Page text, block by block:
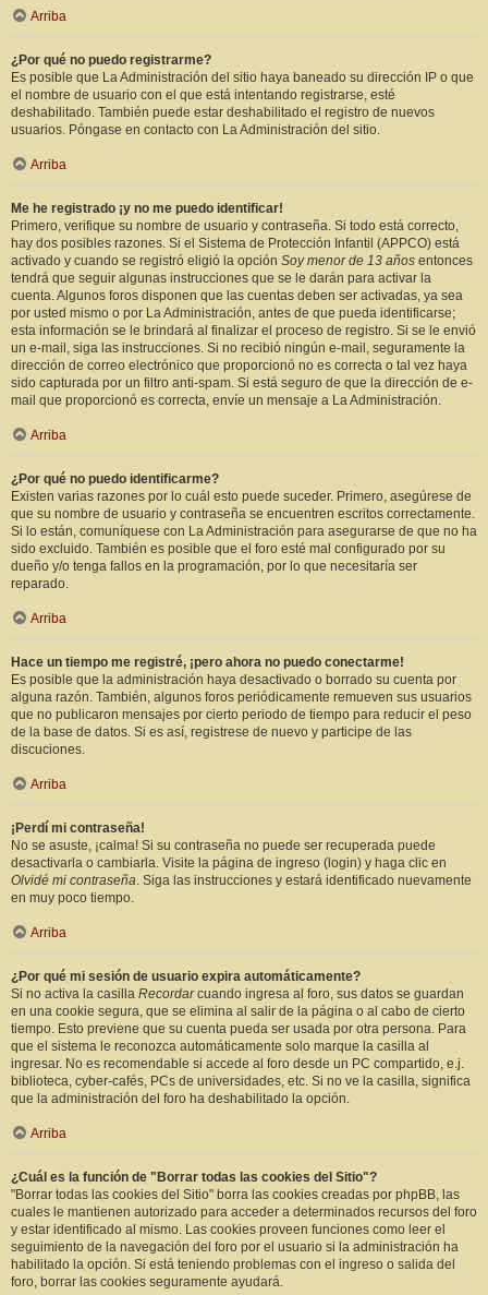
Arriba
¿Por qué no puedo registrarme?
Es posible que La Administración del sitio haya baneado su dirección IP o que
el nombre de usuario con el que está intentando registrarse, esté
deshabilitado. También puede estar deshabilitado el registro de nuevos
usuarios. Póngase en contacto con La Administración del sitio.
Arriba
Me he registrado ¡y no me puedo identificar!
Primero, verifique su nombre de usuario y contraseña. Si todo está correcto,
hay dos posibles razones. Si el Sistema de Protección Infantil (APPCO) está
activado y cuando se registró eligió la opción Soy menor de 13 años entonces
tendrá que seguir algunas instrucciones que se le darán para activar la
cuenta. Algunos foros disponen que las cuentas deben ser activadas, ya sea
por usted mismo o por La Administración, antes de que pueda identificarse;
esta información se le brindará al finalizar el proceso de registro. Si se le envió
un e-mail, siga las instrucciones. Si no recibió ningún e-mail, seguramente la
dirección de correo electrónico que proporcionó no es correcta o tal vez haya
sido capturada por un filtro anti-spam. Si está seguro de que la dirección de e-
mail que proporcionó es correcta, envíe un mensaje a La Administración.
Arriba
¿Por qué no puedo identificarme?
Existen varias razones por lo cuál esto puede suceder. Primero, asegúrese de
que su nombre de usuario y contraseña se encuentren escritos correctamente.
Si lo están, comuníquese con La Administración para asegurarse de que no ha
sido excluido. También es posible que el foro esté mal configurado por su
dueño y/o tenga fallos en la programación, por lo que necesitaría ser
reparado.
Arriba
Hace un tiempo me registré, ¡pero ahora no puedo conectarme!
Es posible que la administración haya desactivado o borrado su cuenta por
alguna razón. También, algunos foros periódicamente remueven sus usuarios
que no publicaron mensajes por cierto periodo de tiempo para reducir el peso
de la base de datos. Si es así, registrese de nuevo y participe de las
discuciones.
Arriba
¡Perdí mi contraseña!
No se asuste, ¡calma! Si su contraseña no puede ser recuperada puede
desactivarla o cambiarla. Visite la página de ingreso (login) y haga clic en
Olvidé mi contraseña. Siga las instrucciones y estará identificado nuevamente
en muy poco tiempo.
Arriba
¿Por qué mi sesión de usuario expira automáticamente?
Si no activa la casilla Recordarcuando ingresa al foro, sus datos se guardan
en una cookie segura, que se elimina al salir de la página o al cabo de cierto
tiempo. Esto previene que su cuenta pueda ser usada por otra persona. Para
que el sistema le reconozca automáticamente solo marque la casilla al
ingresar. No es recomendable si accede al foro desde un PC compartido, e.j.
biblioteca, cyber-cafés, PCs de universidades, etc. Si no ve la casilla, significa
que la administración del foro ha deshabilitado la opción.
Arriba
¿Cuál es la función de "Borrar todas las cookies del Sitio"?
"Borrar todas las cookies del Sitio" borra las cookies creadas por phpBB, las
cuales le mantienen autorizado para acceder a determinados recursos del foro
y estar identificado al mismo. Las cookies proveen funciones como leer el
seguimiento de la navegación del foro por el usuario si la administración ha
habilitado la opción. Si está teniendo problemas con el ingreso o salida del
foro, borrar las cookies seguramente ayudará.